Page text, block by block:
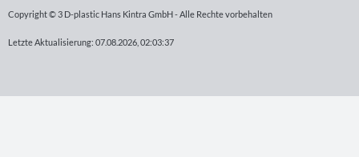
Copyright © 3 D-plastic Hans Kintra GmbH - Alle Rechte vorbehalten
Letzte Aktualisierung: 07.08.2026, 02:03:37